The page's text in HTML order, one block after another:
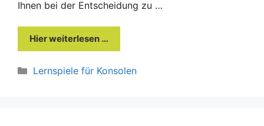
Ihnen bei der Entscheidung zu …
Hier weiterlesen …
Kategorien
Lernspiele für Konsolen